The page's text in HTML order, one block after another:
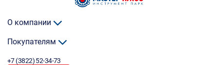
О компании
Покупателям
+7 (3822) 52-34-73